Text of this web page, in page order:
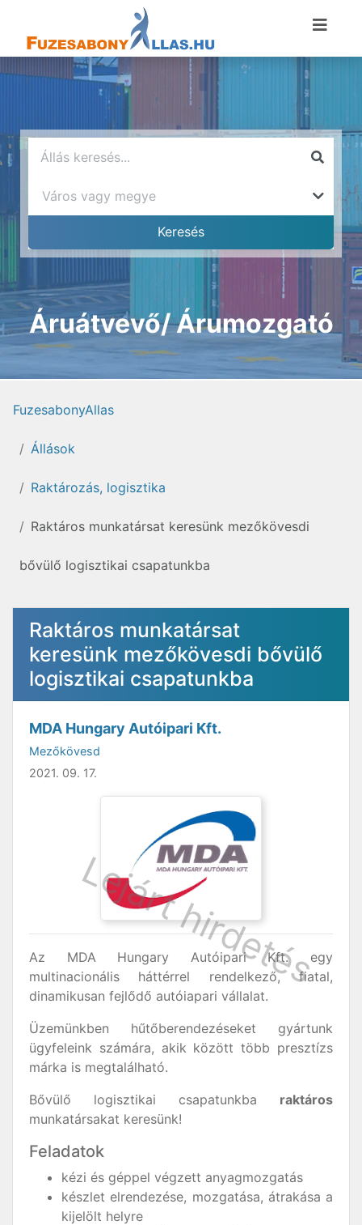
Áruátvevő/ Árumozgató
FuzesabonyAllas
Állások
Raktározás, logisztika
Raktáros munkatársat keresünk mezőkövesdi
bővülő logisztikai csapatunkba
Raktáros munkatársat
keresünk mezőkövesdi bővülő
logisztikai csapatunkba
MDA Hungary Autóipari Kft.
Mezőkövesd
2021. 09. 17.
Az MDA Hungary Autóipari Kft. egy
multinacionális háttérrel rendelkező, fiatal,
dinamikusan fejlődő autóiapari vállalat.
Üzemünkben hűtőberendezéseket gyártunk
ügyfeleink számára, akik között több presztízs
márka is megtalálható.
Bővülő logisztikai csapatunkba raktáros
munkatársakat keresünk!
Feladatok
kézi és géppel végzett anyagmozgatás
készlet elrendezése, mozgatása, átrakása a
kijelölt helyre